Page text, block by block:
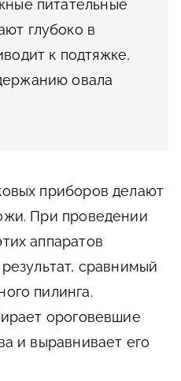
питательные
глубоко в
к подтяжке,
овала
приборов делают
При проведении
аппаратов
сравнимый
пилинга.
ороговевшие
и выравнивает его